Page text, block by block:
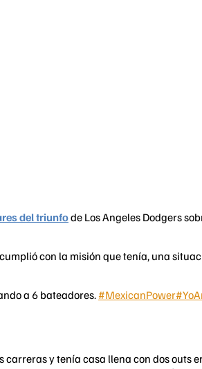
del triunfode Los Angeles Dodgers
cumplió con la misión que tenía, una
a 6 bateadores. #MexicanPower
y tenía casa llena con dos outs